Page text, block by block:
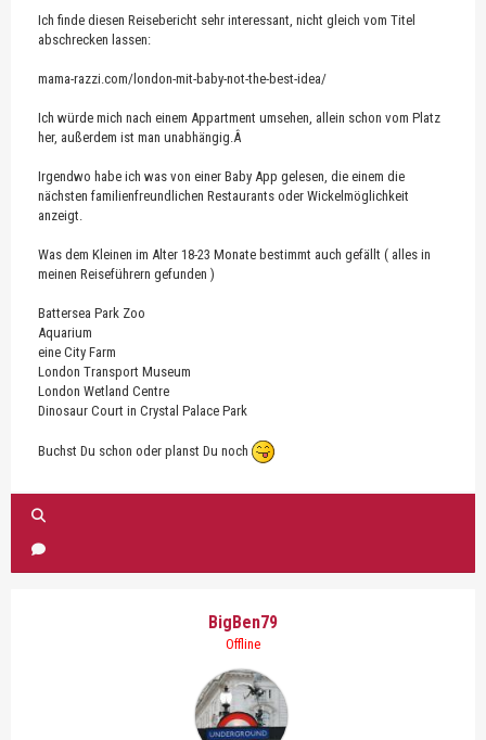
Ich finde diesen Reisebericht sehr interessant, nicht gleich vom Titel
abschrecken lassen:
mama-razzi.com/london-mit-baby-not-the-best-idea/
Ich würde mich nach einem Appartment umsehen, allein schon vom Platz
her, außerdem ist man unabhängig.Â
Irgendwo habe ich was von einer Baby App gelesen, die einem die
nächsten familienfreundlichen Restaurants oder Wickelmöglichkeit
anzeigt.
Was dem Kleinen im Alter 18-23 Monate bestimmt auch gefällt ( alles in
meinen Reiseführern gefunden )
Battersea Park Zoo
Aquarium
eine City Farm
London Transport Museum
London Wetland Centre
Dinosaur Court in Crystal Palace Park
Buchst Du schon oder planst Du noch
BigBen79
Offline